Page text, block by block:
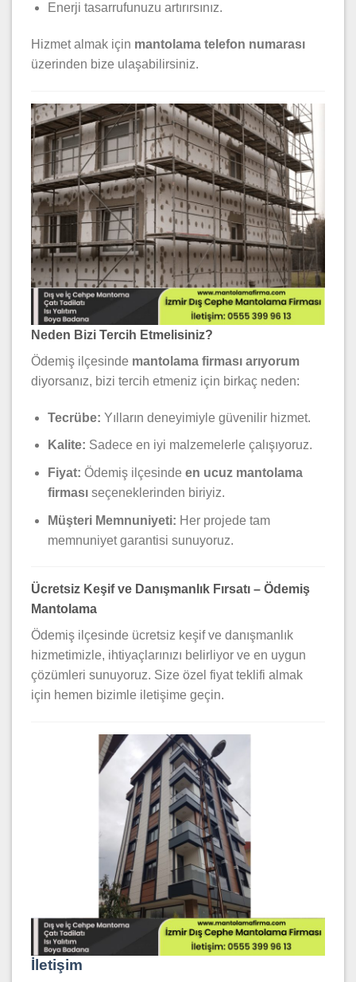
Enerji tasarrufunuzu artırırsınız.
Hizmet almak için mantolama telefon numarası
üzerinden bize ulaşabilirsiniz.
Neden Bizi Tercih Etmelisiniz?
Ödemiş ilçesinde mantolama firması arıyorum
diyorsanız, bizi tercih etmeniz için birkaç neden:
Tecrübe: Yılların deneyimiyle güvenilir hizmet.
Kalite: Sadece en iyi malzemelerle çalışıyoruz.
Fiyat: Ödemiş ilçesinde en ucuz mantolama
firmasıseçeneklerinden biriyiz.
Müşteri Memnuniyeti: Her projede tam
memnuniyet garantisi sunuyoruz.
Ücretsiz Keşif ve Danışmanlık Fırsatı – Ödemiş
Mantolama
Ödemiş ilçesinde ücretsiz keşif ve danışmanlık
hizmetimizle, ihtiyaçlarınızı belirliyor ve en uygun
çözümleri sunuyoruz. Size özel fiyat teklifi almak
için hemen bizimle iletişime geçin.
İletişim